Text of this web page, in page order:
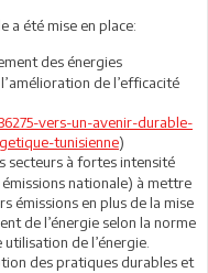
a été mise en place:
des énergies
de l’efficacité
vers-un-avenir-durable-
tunisienne)
secteurs à fortes intensité
nationale) à mettre
émissions en plus de la mise
de l’énergie selon la norme
de l’énergie.
des pratiques durables et